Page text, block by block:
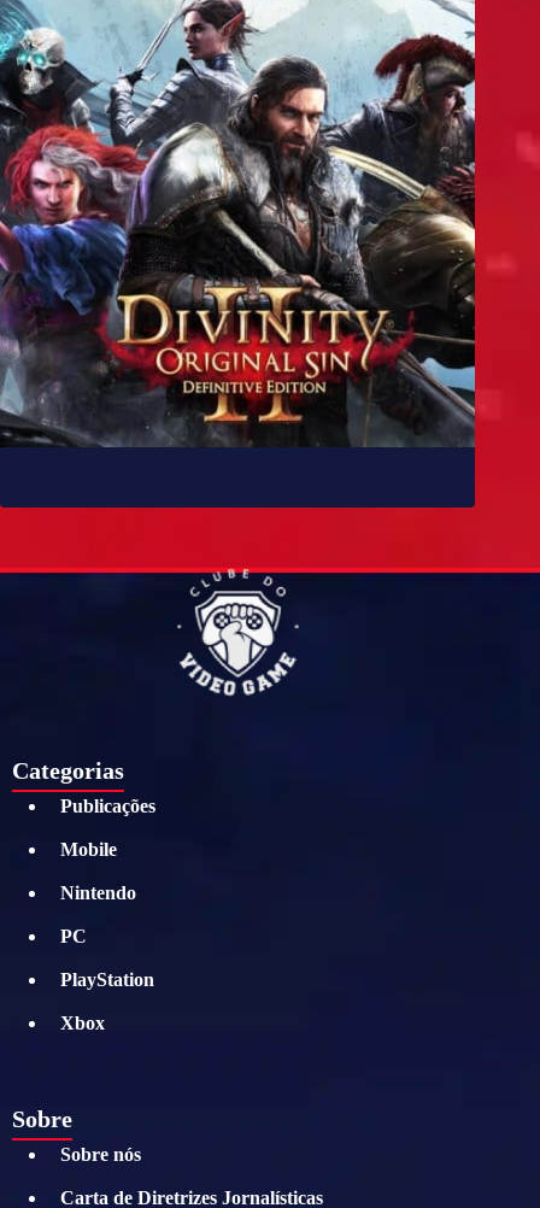
Categorias
Publicações
Mobile
Nintendo
PC
PlayStation
Xbox
Sobre
Sobre nós
Carta de Diretrizes Jornalísticas